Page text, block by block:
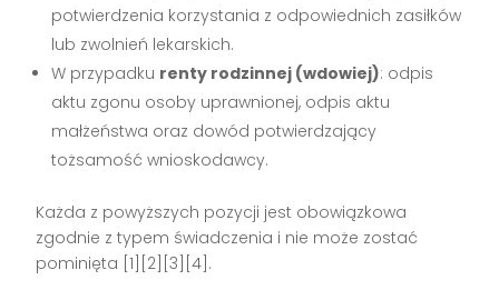
potwierdzenia korzystania z odpowiednich zasiłków
lub zwolnień lekarskich.
W przypadku renty rodzinnej (wdowiej): odpis
aktu zgonu osoby uprawnionej, odpis aktu
małżeństwa oraz dowód potwierdzający
tożsamość wnioskodawcy.
Każda z powyższych pozycji jest obowiązkowa
zgodnie z typem świadczenia i nie może zostać
pominięta [1][2][3][4] .